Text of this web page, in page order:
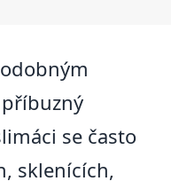
se často
sklenících,